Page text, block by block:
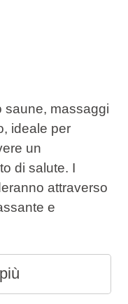
saune, massaggi
ideale per
un
di salute. I
attraverso
e